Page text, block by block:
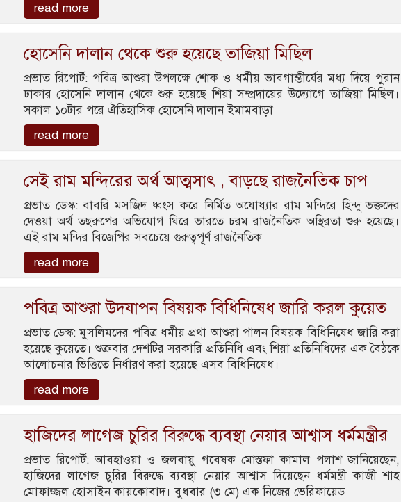
read more
হোসেনি দালান থেকে শুরু হয়েছে তাজিয়া মিছিল
প্রভাত রিপোর্ট: পবিত্র আশুরা উপলক্ষে শোক ও ধর্মীয় ভাবগাম্ভীর্যের মধ্য দিয়ে পুরান
ঢাকার হোসেনি দালান থেকে শুরু হয়েছে শিয়া সম্প্রদায়ের উদ্যোগে তাজিয়া মিছিল।
সকাল ১০টার পরে ঐতিহাসিক হোসেনি দালান ইমামবাড়া
read more
সেই রাম মন্দিরের অর্থ আত্মসাৎ , বাড়ছে রাজনৈতিক চাপ
প্রভাত ডেস্ক: বাবরি মসজিদ ধ্বংস করে নির্মিত অযোধ্যার রাম মন্দিরে হিন্দু ভক্তদের
দেওয়া অর্থ তছরুপের অভিযোগ ঘিরে ভারতে চরম রাজনৈতিক অস্থিরতা শুরু হয়েছে।
এই রাম মন্দির বিজেপির সবচেয়ে গুরুত্বপূর্ণ রাজনৈতিক
read more
পবিত্র আশুরা উদযাপন বিষয়ক বিধিনিষেধ জারি করল কুয়েত
প্রভাত ডেস্ক: মুসলিমদের পবিত্র ধর্মীয় প্রথা আশুরা পালন বিষয়ক বিধিনিষেধ জারি করা
হয়েছে কুয়েতে। শুক্রবার দেশটির সরকারি প্রতিনিধি এবং শিয়া প্রতিনিধিদের এক বৈঠকে
আলোচনার ভিত্তিতে নির্ধারণ করা হয়েছে এসব বিধিনিষেধ।
read more
হাজিদের লাগেজ চুরির বিরুদ্ধে ব্যবস্থা নেয়ার আশ্বাস ধর্মমন্ত্রীর
প্রভাত রিপোর্ট: আবহাওয়া ও জলবায়ু গবেষক মোস্তফা কামাল পলাশ জানিয়েছেন,
হাজিদের লাগেজ চুরির বিরুদ্ধে ব্যবস্থা নেয়ার আশ্বাস দিয়েছেন ধর্মমন্ত্রী কাজী শাহ
মোফাজ্জল হোসাইন কায়কোবাদ। বুধবার (৩ মে) এক নিজের ভেরিফায়েড